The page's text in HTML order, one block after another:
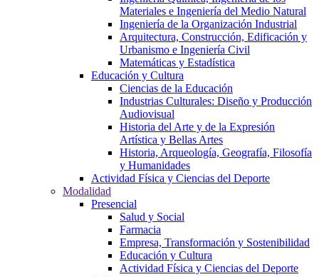
Materiales e Ingeniería del Medio Natural
Ingeniería de la Organización Industrial
Arquitectura, Construcción, Edificación y
Urbanismo e Ingeniería Civil
Matemáticas y Estadística
Educación y Cultura
Ciencias de la Educación
Industrias Culturales: Diseño y Producción
Audiovisual
Historia del Arte y de la Expresión
Artística y Bellas Artes
Historia, Arqueología, Geografía, Filosofía
y Humanidades
Actividad Física y Ciencias del Deporte
Modalidad
Presencial
Salud y Social
Farmacia
Empresa, Transformación y Sostenibilidad
Educación y Cultura
Actividad Física y Ciencias del Deporte